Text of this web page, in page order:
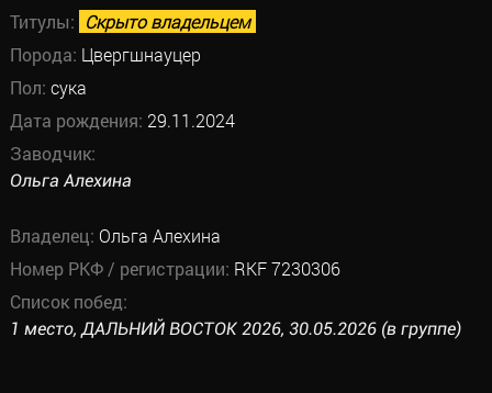
Титулы: Скрыто владельцем
Порода: Цвергшнауцер
Пол: сука
Дата рождения: 29.11.2024
Заводчик:
Ольга Алехина
Владелец: Ольга Алехина
Номер РКФ / регистрации: RKF 7230306
Список побед:
1 место, ДАЛЬНИЙ ВОСТОК 2026, 30.05.2026 (в группе)